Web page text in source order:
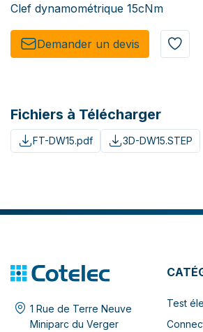
Clef dynamométrique 15cNm
Demander un de​​vis​​
Fichiers à Télécharger
FT-DW15.pdf 3D-DW15.STEP
1 Rue de Terre Neuve
Miniparc du Verger
Test